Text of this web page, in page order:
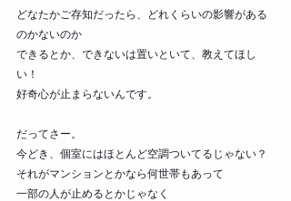
どなたかご存知だったら、どれくらいの影響がある
のかないのか
できるとか、できないは置いといて、教えてほし
い！
好奇心が止まらないんです。
だってさー。
今どき、個室にはほとんど空調ついてるじゃない？
それがマンションとかなら何世帯もあって
一部の人が止めるとかじゃなく